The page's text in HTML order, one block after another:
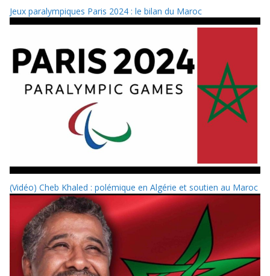
Jeux paralympiques Paris 2024 : le bilan du Maroc
(Vidéo) Cheb Khaled : polémique en Algérie et soutien au Maroc